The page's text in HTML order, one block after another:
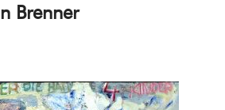
Brenner